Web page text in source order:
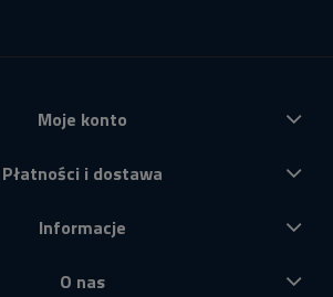
Moje konto
Płatności i dostawa
Informacje
O nas